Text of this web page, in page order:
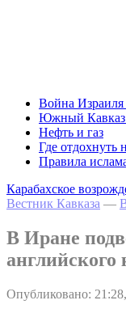
Война
Южный Кавказ
Нефть и газ
Где отдохнуть
Правила
Карабахское
Вестник Кавказа —
В Иране
английского
Опубликовано: